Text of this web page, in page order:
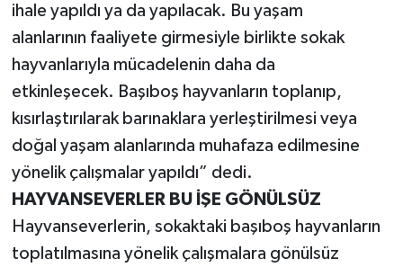
ihale yapıldı ya da yapılacak. Bu yaşam
alanlarının faaliyete girmesiyle birlikte sokak
hayvanlarıyla mücadelenin daha da
etkinleşecek. Başıboş hayvanların toplanıp,
kısırlaştırılarak barınaklara yerleştirilmesi veya
doğal yaşam alanlarında muhafaza edilmesine
yönelik çalışmalar yapıldı” dedi.
HAYVANSEVERLER BU İŞE GÖNÜLSÜZ
Hayvanseverlerin, sokaktaki başıboş hayvanların
toplatılmasına yönelik çalışmalara gönülsüz